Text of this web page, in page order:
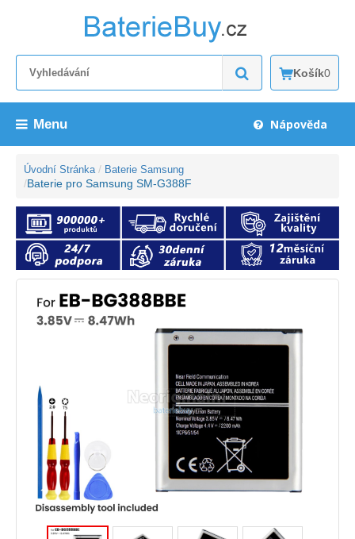
Košík0
Menu Nápověda
Úvodní Stránka Baterie Samsung
Baterie pro Samsung SM-G388F